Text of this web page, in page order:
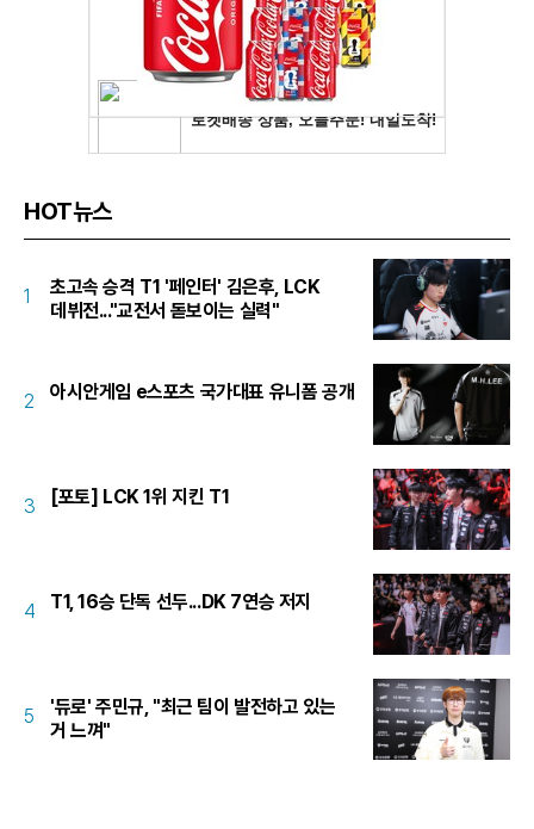
HOT뉴스
1
초고속 승격 T1 '페인터' 김은후, LCK
데뷔전..."교전서 돋보이는 실력"
2 아시안게임 e스포츠 국가대표 유니폼 공개
3 [포토] LCK 1위 지킨 T1
4 T1, 16승 단독 선두...DK 7연승 저지
5
'듀로' 주민규, "최근 팀이 발전하고 있는
거 느껴"